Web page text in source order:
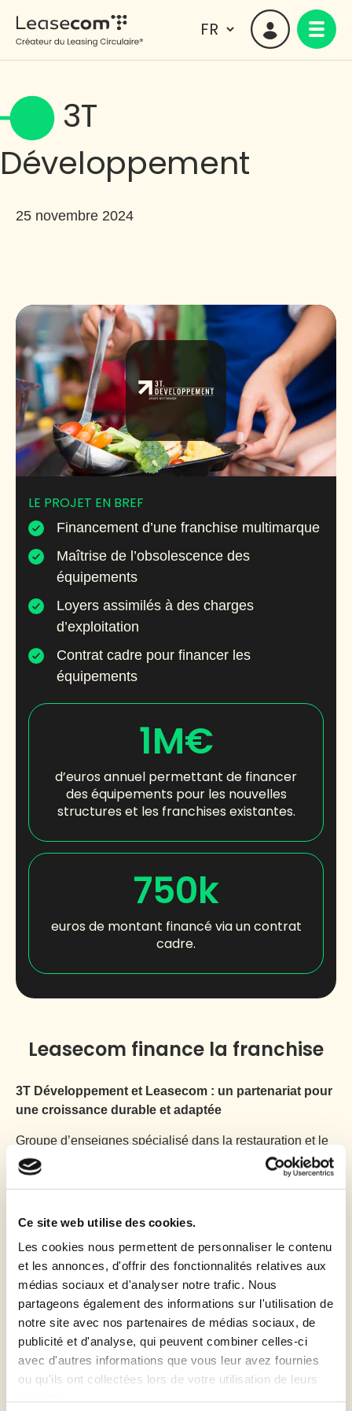
Ce site web utilise des cookies.
Les cookies nous permettent de personnaliser le contenu
et les annonces, d'offrir des fonctionnalités relatives aux
médias sociaux et d'analyser notre trafic. Nous
partageons également des informations sur l'utilisation de
notre site avec nos partenaires de médias sociaux, de
publicité et d'analyse, qui peuvent combiner celles-ci
avec d'autres informations que vous leur avez fournies
ou qu'ils ont collectées lors de votre utilisation de leurs
3T
Développement
25 novembre 2024
LE PROJET EN BREF
Financement d’une franchise multimarque
Maîtrise de l’obsolescence des
équipements
Loyers assimilés à des charges
d’exploitation
Contrat cadre pour financer les
équipements
1M€
d’euros annuel permettant de financer
des équipements pour les nouvelles
structures et les franchises existantes.
750k
euros de montant financé via un contrat
cadre.
Leasecom finance la franchise
3T Développement et Leasecom : un partenariat pour
une croissance durable et adaptée
Groupe d’enseignes spécialisé dans la restauration et le
fitness (Côté Sushi, Fitness Park…), 3T Développement
a trouvé en Leasecom le partenaire idéal pour soutenir
annuelle d’un million d’euros permet de financer les
sans pénaliser la capacité d’emprunt de l’entreprise. Une
formule souple, évolutive et parfaitement adaptée aux
cycles de vie de chaque matériel.
Contexte :
Fort d’un chiffre d’affaires 2023 de 38 M€ (+ 25%) et de
perspectives de croissance similaires pour 2024, 3T